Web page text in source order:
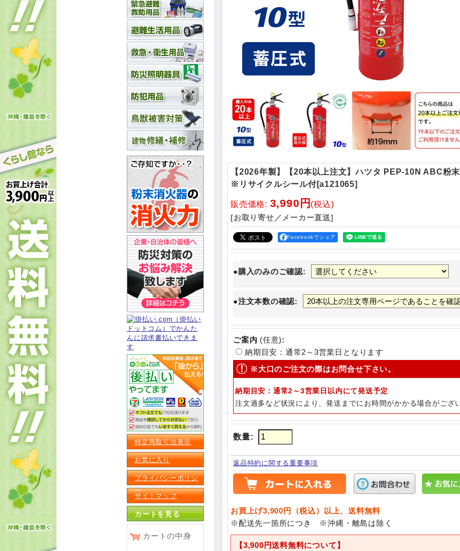
特定商取引法表示
お気に入り
プライバシーポリシ
ー
サイトマップ
カートを見る
カートの中身
【2026年製】【20本以上注文】ハツタ PEP-10N ABC粉
※リサイクルシール付[a121065]
販売価格: 3,990円 (税込)
[お取り寄せ／メーカー直送]
Facebookでシェア
●購入のみのご確認:
●注文本数の確認:
ご案内 (任意):
納期目安：通常2～3営業日となります
※大口のご注文の際はお問合せ下さい。
納期目安：通常2～3営業日以内にて発送予定
注文過多など状況により、発送までにお時間がかかる場合がござ
数量:
返品特約に関する重要事項
お買上げ3,900円（税込）以上、送料無料
※配送先一箇所につき ※沖縄・離島は除く
【3,900円送料無料について】